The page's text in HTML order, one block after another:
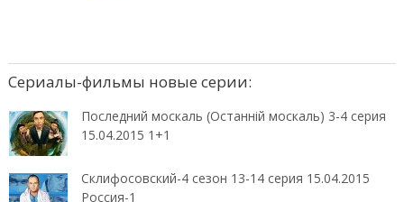
Сериалы-фильмы новые серии:
Последний москаль (Останній москаль) 3-4 серия
15.04.2015 1+1
Склифосовский-4 сезон 13-14 серия 15.04.2015
Россия-1